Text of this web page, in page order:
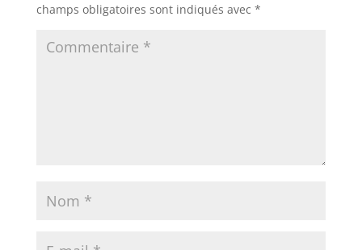
champs obligatoires sont indiqués avec *